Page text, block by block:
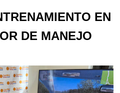
EN
DE MANEJO